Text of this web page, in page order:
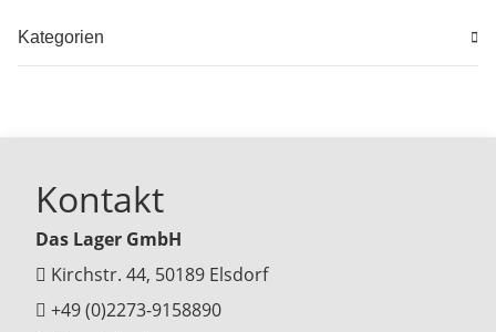
Kategorien
Kontakt
Das Lager GmbH
Kirchstr. 44, 50189 Elsdorf
+49 (0)2273-9158890